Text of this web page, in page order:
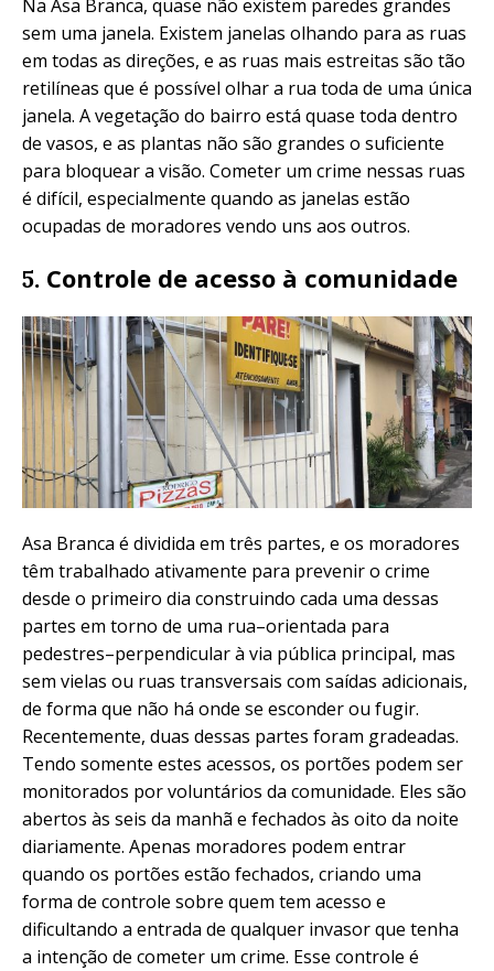
Na Asa Branca, quase não existem paredes grandes
sem uma janela. Existem janelas olhando para as ruas
em todas as direções, e as ruas mais estreitas são tão
retilíneas que é possível olhar a rua toda de uma única
janela. A vegetação do bairro está quase toda dentro
de vasos, e as plantas não são grandes o suficiente
para bloquear a visão. Cometer um crime nessas ruas
é difícil, especialmente quando as janelas estão
ocupadas de moradores vendo uns aos outros.
5. Controle de acesso à comunidade
Asa Branca é dividida em três partes, e os moradores
têm trabalhado ativamente para prevenir o crime
desde o primeiro dia construindo cada uma dessas
partes em torno de uma rua–orientada para
pedestres–perpendicular à via pública principal, mas
sem vielas ou ruas transversais com saídas adicionais,
de forma que não há onde se esconder ou fugir.
Recentemente, duas dessas partes foram gradeadas.
Tendo somente estes acessos, os portões podem ser
monitorados por voluntários da comunidade. Eles são
abertos às seis da manhã e fechados às oito da noite
diariamente. Apenas moradores podem entrar
quando os portões estão fechados, criando uma
forma de controle sobre quem tem acesso e
dificultando a entrada de qualquer invasor que tenha
a intenção de cometer um crime. Esse controle é